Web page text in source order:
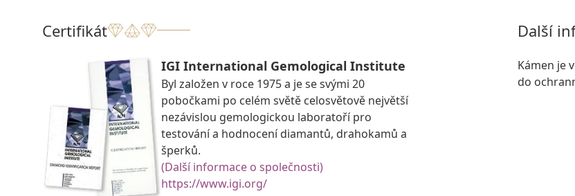
Certifikát
IGI International Gemological Institute
Byl založen v roce 1975 a je se svými 20
pobočkami po celém světě celosvětově největší
nezávislou gemologickou laboratoří pro
testování a hodnocení diamantů, drahokamů a
šperků.
(Další informace o společnosti)
https://www.igi.org/
Další
Kámen je
do